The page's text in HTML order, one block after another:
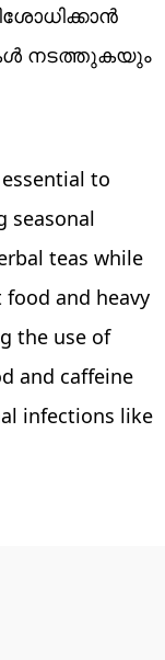
നടത്തുകയും
to
seasonal
teas while
and heavy
the use of
and caffeine
infections like